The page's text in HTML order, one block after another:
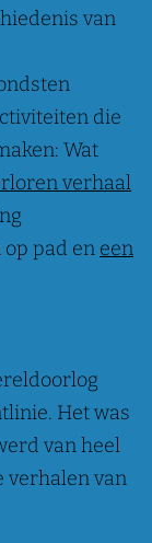
van
die
Wat
verhaal
pad en een
Het was
van heel
verhalen van